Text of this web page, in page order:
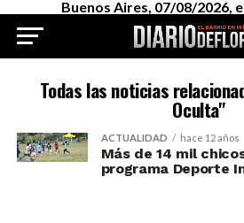
Buenos Aires, 07/08/2026,
Todas las noticias
Oculta"
ACTUALIDAD hace 12 años
Más de 14 mil
programa Deporte